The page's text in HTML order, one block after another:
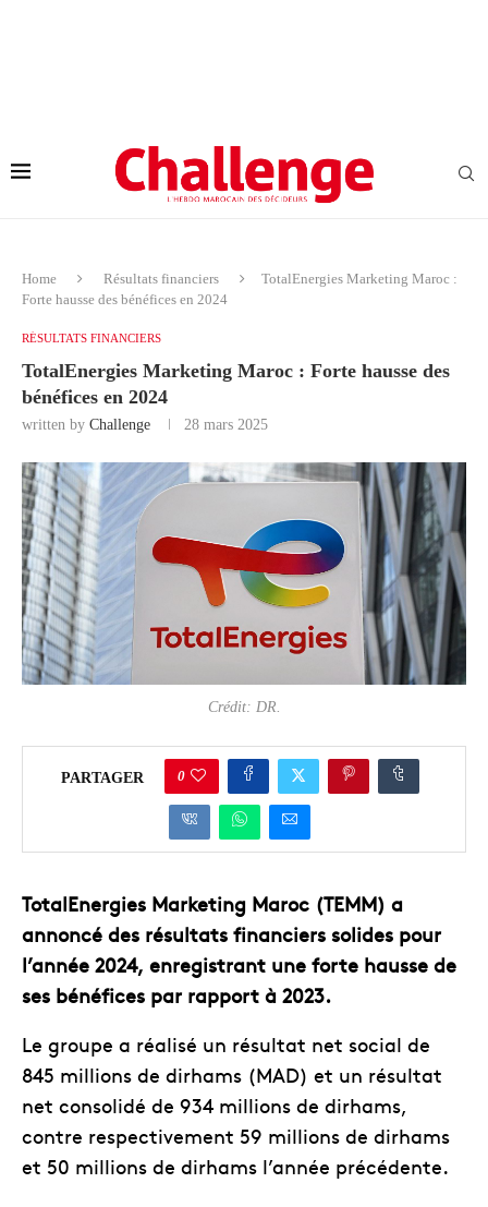
Home Résultats financiers
TotalEnergies Marketing Maroc :
Forte hausse des bénéfices en 2024
RÉSULTATS FINANCIERS
TotalEnergies Marketing Maroc : Forte hausse des
bénéfices en 2024
written by Challenge 28 mars 2025
Crédit: DR.
PARTAGER 0
TotalEnergies Marketing Maroc (TEMM) a
annoncé des résultats financiers solides pour
l’année 2024, enregistrant une forte hausse de
ses bénéfices par rapport à 2023.
Le groupe a réalisé un résultat net social de
845 millions de dirhams (MAD) et un résultat
net consolidé de 934 millions de dirhams,
contre respectivement 59 millions de dirhams
et 50 millions de dirhams l’année précédente.